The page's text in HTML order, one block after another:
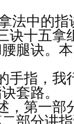
法中的指
诀十五拿
腿诀。
手指，我
套路。
，第一部